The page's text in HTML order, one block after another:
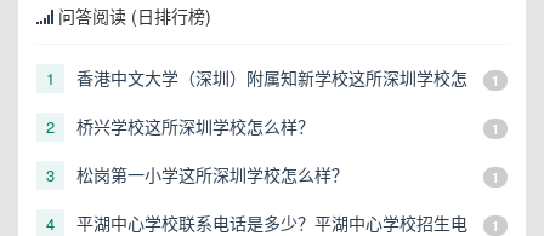
问答阅读 (日排行榜)
1
香港中文大学（深圳）附属知新学校这所深圳学校怎
1
2 桥兴学校这所深圳学校怎么样？ 1
3 松岗第一小学这所深圳学校怎么样？ 1
4
平湖中心学校联系电话是多少？平湖中心学校招生电
1